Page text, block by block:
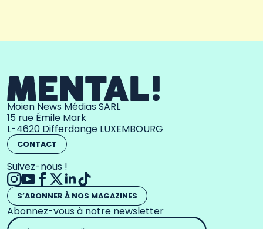
Moien News Médias SARL
15 rue Émile Mark
L-4620 Differdange LUXEMBOURG
CONTACT
Suivez-nous !
S’ABONNER À NOS MAGAZINES
Abonnez-vous à notre newsletter
Adresse